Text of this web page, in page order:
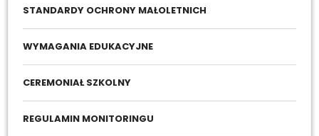
STANDARDY OCHRONY MAŁOLETNICH
WYMAGANIA EDUKACYJNE
CEREMONIAŁ SZKOLNY
REGULAMIN MONITORINGU